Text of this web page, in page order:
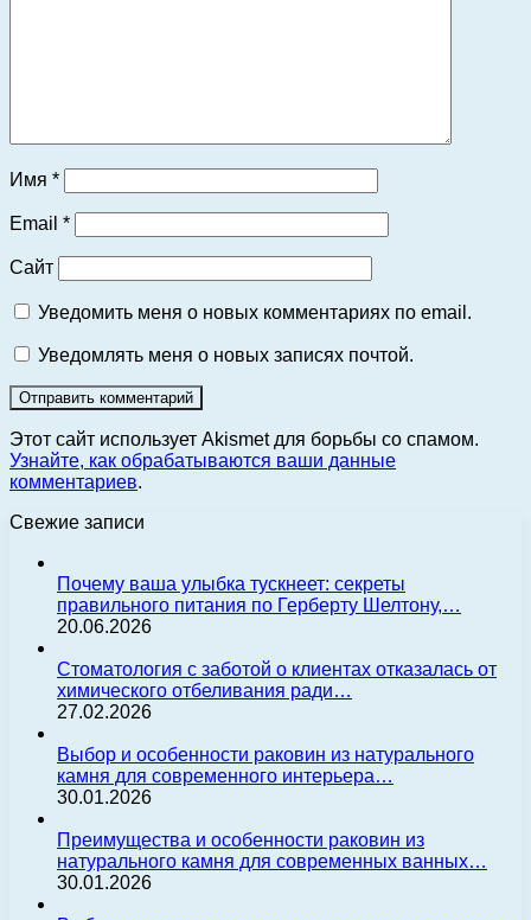
Имя *
Email *
Сайт
Уведомить меня о новых комментариях по email.
Уведомлять меня о новых записях почтой.
Этот сайт использует Akismet для борьбы со спамом.
Узнайте, как обрабатываются ваши данные
комментариев.
Свежие записи
Почему ваша улыбка тускнеет: секреты
правильного питания по Герберту Шелтону,…
20.06.2026
Стоматология с заботой о клиентах отказалась от
химического отбеливания ради…
27.02.2026
Выбор и особенности раковин из натурального
камня для современного интерьера…
30.01.2026
Преимущества и особенности раковин из
натурального камня для современных ванных…
30.01.2026